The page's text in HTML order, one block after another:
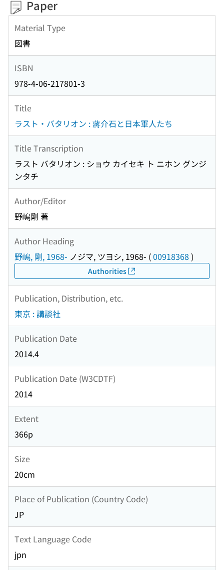
Paper
Material Type
図書
ISBN
978-4-06-217801-3
Title
ラスト・バタリオン : 蔣介石と日本軍人たち
Title Transcription
ラスト バタリオン : ショウ カイセキ ト ニホン グンジ
ンタチ
Author/Editor
野嶋剛 著
Author Heading
野嶋, 剛, 1968- ノジマ, ツヨシ, 1968- (00918368 )
Authorities
Publication, Distribution, etc.
東京 : 講談社
Publication Date
2014.4
Publication Date (W3CDTF)
2014
Extent
366p
Size
20cm
Place of Publication (Country Code)
JP
Text Language Code
jpn